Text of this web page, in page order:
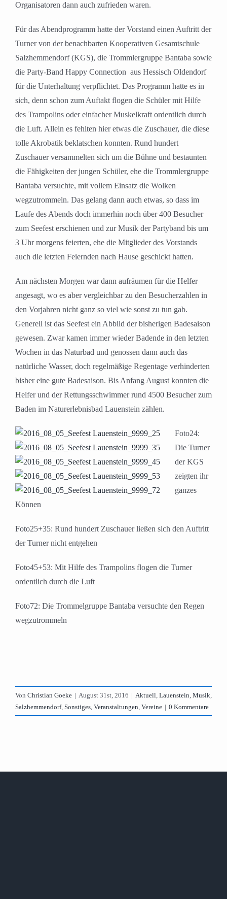
Organisatoren dann auch zufrieden waren.
Für das Abendprogramm hatte der Vorstand einen Auftritt der
Turner von der benachbarten Kooperativen Gesamtschule
Salzhemmendorf (KGS), die Trommlergruppe Bantaba sowie
die Party-Band Happy Connection aus Hessisch Oldendorf
für die Unterhaltung verpflichtet. Das Programm hatte es in
sich, denn schon zum Auftakt flogen die Schüler mit Hilfe
des Trampolins oder einfacher Muskelkraft ordentlich durch
die Luft. Allein es fehlten hier etwas die Zuschauer, die diese
tolle Akrobatik beklatschen konnten. Rund hundert
Zuschauer versammelten sich um die Bühne und bestaunten
die Fähigkeiten der jungen Schüler, ehe die Trommlergruppe
Bantaba versuchte, mit vollem Einsatz die Wolken
wegzutrommeln. Das gelang dann auch etwas, so dass im
Laufe des Abends doch immerhin noch über 400 Besucher
zum Seefest erschienen und zur Musik der Partyband bis um
3 Uhr morgens feierten, ehe die Mitglieder des Vorstands
auch die letzten Feiernden nach Hause geschickt hatten.
Am nächsten Morgen war dann aufräumen für die Helfer
angesagt, wo es aber vergleichbar zu den Besucherzahlen in
den Vorjahren nicht ganz so viel wie sonst zu tun gab.
Generell ist das Seefest ein Abbild der bisherigen Badesaison
gewesen. Zwar kamen immer wieder Badende in den letzten
Wochen in das Naturbad und genossen dann auch das
natürliche Wasser, doch regelmäßige Regentage verhinderten
bisher eine gute Badesaison. Bis Anfang August konnten die
Helfer und der Rettungsschwimmer rund 4500 Besucher zum
Baden im Naturerlebnisbad Lauenstein zählen.
Foto24:
Die Turner
der KGS
zeigten ihr
ganzes
Können
Foto25+35: Rund hundert Zuschauer ließen sich den Auftritt
der Turner nicht entgehen
Foto45+53: Mit Hilfe des Trampolins flogen die Turner
ordentlich durch die Luft
Foto72: Die Trommelgruppe Bantaba versuchte den Regen
wegzutrommeln
Von Christian Goeke | August 31st, 2016 | Aktuell, Lauenstein, Musik,
Salzhemmendorf, Sonstiges, Veranstaltungen, Vereine | 0 Kommentare